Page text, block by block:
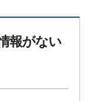
報がない